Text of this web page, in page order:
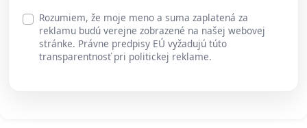
Rozumiem, že moje meno a suma zaplatená za
reklamu budú verejne zobrazené na našej webovej
stránke. Právne predpisy EÚ vyžadujú túto
transparentnosť pri politickej reklame.